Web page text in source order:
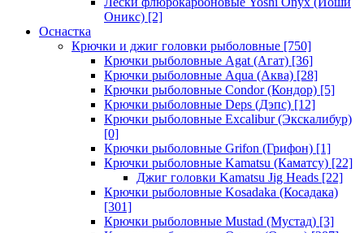
Оникс) [2]
Оснастка
Крючки и джиг головки рыболовные [750]
Крючки рыболовные Agat (Агат) [36]
Крючки рыболовные Aqua (Аква) [28]
Крючки рыболовные Condor (Кондор) [5]
Крючки рыболовные Deps (Дэпс) [12]
Крючки рыболовные Excalibur (Экскалибур)
[0]
Крючки рыболовные Grifon (Грифон) [1]
Крючки рыболовные Kamatsu (Каматсу) [22]
Джиг головки Kamatsu Jig Heads [22]
Крючки рыболовные Kosadaka (Косадака)
[301]
Крючки рыболовные Mustad (Мустад) [3]